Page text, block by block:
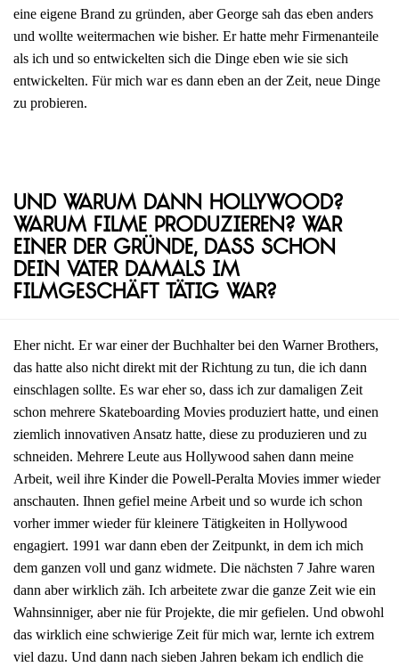
eine eigene Brand zu gründen, aber George sah das eben anders
und wollte weitermachen wie bisher. Er hatte mehr Firmenanteile
als ich und so entwickelten sich die Dinge eben wie sie sich
entwickelten. Für mich war es dann eben an der Zeit, neue Dinge
zu probieren.
Und warum dann Hollywood?
Warum Filme produzieren? War
einer der Gründe, dass schon
dein Vater damals im
Filmgeschäft tätig war?
Eher nicht. Er war einer der Buchhalter bei den Warner Brothers,
das hatte also nicht direkt mit der Richtung zu tun, die ich dann
einschlagen sollte. Es war eher so, dass ich zur damaligen Zeit
schon mehrere Skateboarding Movies produziert hatte, und einen
ziemlich innovativen Ansatz hatte, diese zu produzieren und zu
schneiden. Mehrere Leute aus Hollywood sahen dann meine
Arbeit, weil ihre Kinder die Powell-Peralta Movies immer wieder
anschauten. Ihnen gefiel meine Arbeit und so wurde ich schon
vorher immer wieder für kleinere Tätigkeiten in Hollywood
engagiert. 1991 war dann eben der Zeitpunkt, in dem ich mich
dem ganzen voll und ganz widmete. Die nächsten 7 Jahre waren
dann aber wirklich zäh. Ich arbeitete zwar die ganze Zeit wie ein
Wahnsinniger, aber nie für Projekte, die mir gefielen. Und obwohl
das wirklich eine schwierige Zeit für mich war, lernte ich extrem
viel dazu. Und dann nach sieben Jahren bekam ich endlich die